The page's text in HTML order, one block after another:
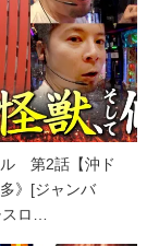
ル 第2話【沖ド
》[ジャンバ
ロ…